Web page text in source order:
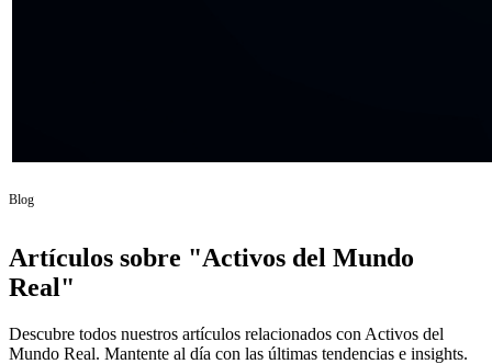
Blog
Artículos sobre "Activos del Mundo
Real"
Descubre todos nuestros artículos relacionados con Activos del
Mundo Real. Mantente al día con las últimas tendencias e insights.